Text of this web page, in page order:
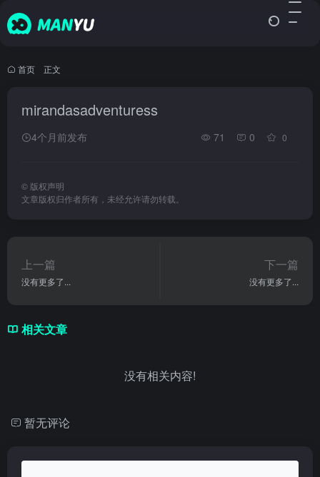
首页 正文
mirandasadventuress
4个月前发布 71 0 0
© 版权声明
文章版权归作者所有，未经允许请勿转载。
上一篇
没有更多了...
下一篇
没有更多了...
相关文章
没有相关内容!
暂无评论